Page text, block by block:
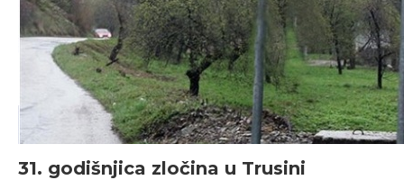
31. godišnjica zločina u Trusini